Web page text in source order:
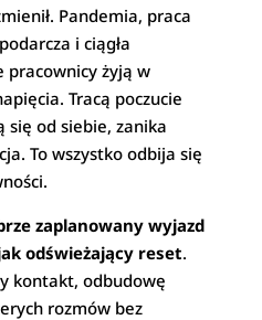
Pandemia, praca
i ciągła
pracownicy żyją w
Tracą poczucie
się od siebie, zanika
To wszystko odbija się
zaplanowany wyjazd
odświeżający reset.
kontakt, odbudowę
rozmów bez